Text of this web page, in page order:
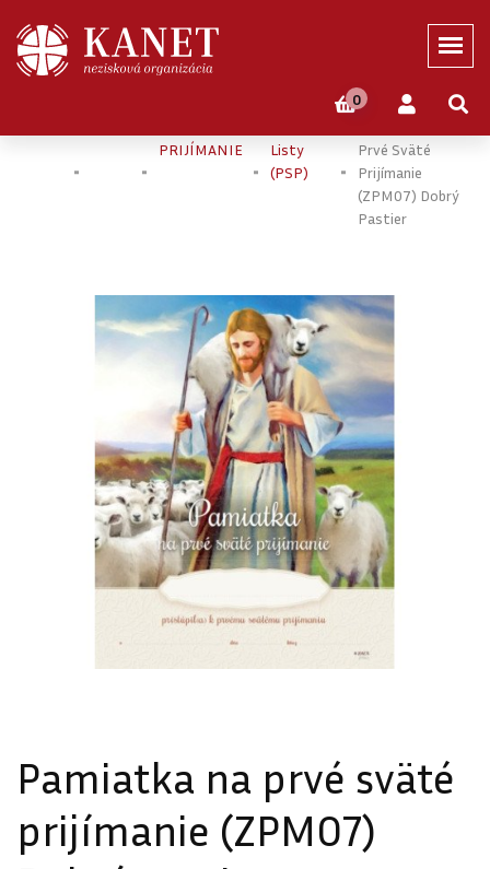
0
PRIJÍMANIE
Listy
(PSP)
Prvé Sväté
Prijímanie
(ZPM07) Dobrý
Pastier
Pamiatka na prvé sväté
prijímanie (ZPM07)